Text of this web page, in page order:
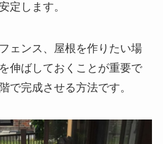
定します。
ェンス、屋根を作りたい場
伸ばしておくことが重要で
で完成させる方法です。